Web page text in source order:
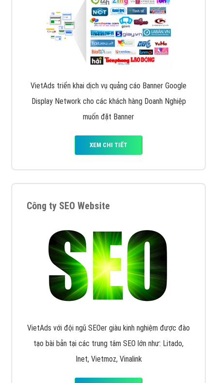
VietAds triển khai dịch vụ quảng cáo Banner Google
Display Network cho các khách hàng Doanh Nghiệp
muốn đặt Banner
XEM CHI TIẾT
Công ty SEO Website
VietAds với đội ngũ SEOer giàu kinh nghiệm được đào
tạo bài bản tại các trung tâm SEO lớn như: Litado,
Inet, Vietmoz, Vinalink